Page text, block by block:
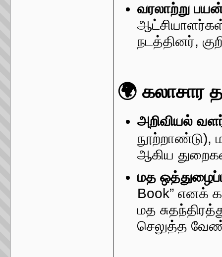
வரலாற்று
நடத்தினர்,
🌍 கலாசார
அறிவியல்
நூற்றாண்டு),
ஆகிய
மத
Book” எனக்
மத
செலுத்த